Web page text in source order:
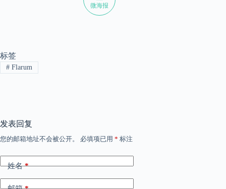
微海报
标签
#Flarum
发表回复
您的邮箱地址不会被公开。 必填项已用 * 标注
姓名*